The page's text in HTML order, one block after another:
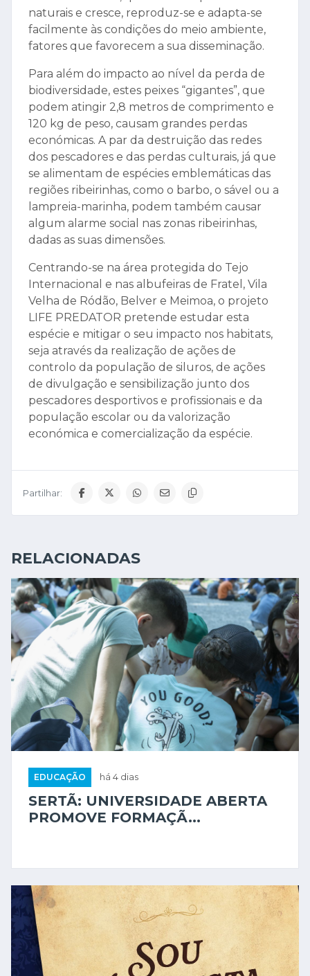
naturais e cresce, reproduz-se e adapta-se
facilmente às condições do meio ambiente,
fatores que favorecem a sua disseminação.
Para além do impacto ao nível da perda de
biodiversidade, estes peixes “gigantes”, que
podem atingir 2,8 metros de comprimento e
120 kg de peso, causam grandes perdas
económicas. A par da destruição das redes
dos pescadores e das perdas culturais, já que
se alimentam de espécies emblemáticas das
regiões ribeirinhas, como o barbo, o sável ou a
lampreia-marinha, podem também causar
algum alarme social nas zonas ribeirinhas,
dadas as suas dimensões.
Centrando-se na área protegida do Tejo
Internacional e nas albufeiras de Fratel, Vila
Velha de Ródão, Belver e Meimoa, o projeto
LIFE PREDATOR pretende estudar esta
espécie e mitigar o seu impacto nos habitats,
seja através da realização de ações de
controlo da população de siluros, de ações
de divulgação e sensibilização junto dos
pescadores desportivos e profissionais e da
população escolar ou da valorização
económica e comercialização da espécie.
Partilhar:
RELACIONADAS
EDUCAÇÃO há 4 dias
SERTÃ: UNIVERSIDADE ABERTA
PROMOVE FORMAÇÃ...